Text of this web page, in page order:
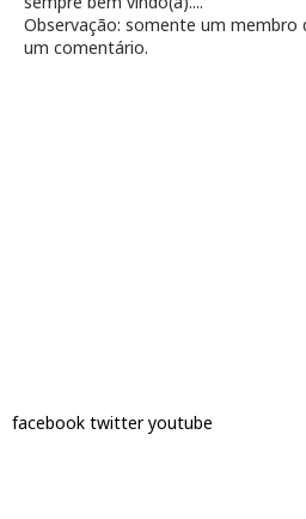
Observação: somente um
um comentário.
facebook twitter youtube